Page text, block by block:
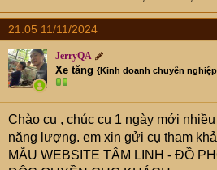
21:05 11/11/2024
JerryQA
Xe tăng {Kinh doanh chuyên
Chào cụ , chúc cụ 1 ngày mới
năng lượng. em xin gửi cụ tham
MẪU WEBSITE TÂM LINH - ĐỒ